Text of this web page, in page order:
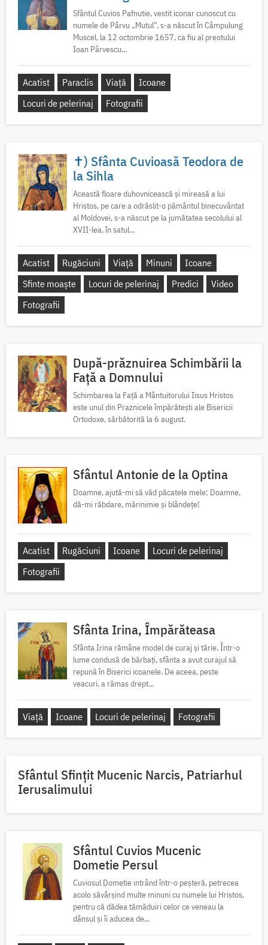
Sfântul Cuvios Pafnutie, vestit iconar cunoscut cu
numele de Pârvu „Mutul”, s-a născut în Câmpulung
Muscel, la 12 octombrie 1657, ca fiu al preotului
Ioan Pârvescu...
Acatist Paraclis Viață
Icoane
Locuri de pelerinaj
Fotografii
✝) Sfânta Cuvioasă Teodora de
la Sihla
Această floare duhovnicească și mireasă a lui
Hristos, pe care a odrăslit-o pământul binecuvântat
al Moldovei, s-a născut pe la jumătatea secolului al
XVII-lea, în satul...
Acatist Rugăciuni Viață Minuni
Icoane
Sfinte moaște
Locuri de pelerinaj Predici
Video
Fotografii
După-prăznuirea Schimbării la
Față a Domnului
Schimbarea la Față a Mântuitorului Iisus Hristos
este unul din Praznicele împărătești ale Bisericii
Ortodoxe, sărbătorită la 6 august.
Sfântul Antonie de la Optina
Doamne, ajută-mi să văd păcatele mele; Doamne,
dă-mi răbdare, mărinimie şi blândeţe!
Acatist Rugăciuni Icoane
Locuri de pelerinaj
Fotografii
Sfânta Irina, Împărăteasa
Sfânta Irina rămâne model de curaj și tărie. Într-o
lume condusă de bărbați, sfânta a avut curajul să
repună în Biserici icoanele. De aceea, peste
veacuri, a rămas drept...
Viață Icoane Locuri de pelerinaj Fotografii
Sfântul Sfinţit Mucenic Narcis, Patriarhul
Ierusalimului
Sfântul Cuvios Mucenic
Dometie Persul
Cuviosul Dometie intrând într-o peșteră, petrecea
acolo săvârșind multe minuni cu numele lui Hristos,
pentru că dădea tămăduiri celor ce veneau la
dânsul și îi aducea de...